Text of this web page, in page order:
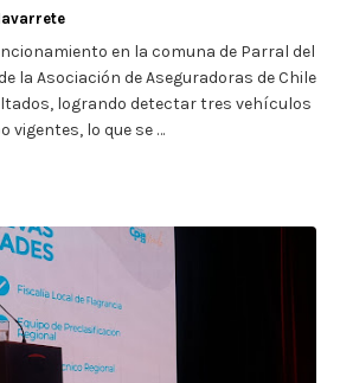
en la comuna de Parral del
la Asociación de Aseguradoras de Chile
logrando detectar tres vehículos
vigentes, lo que se …